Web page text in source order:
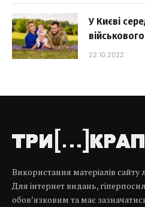
У Києві
військового
22.10.2022
Використання матеріалів
Для інтернет видань,
обов’язковим та має